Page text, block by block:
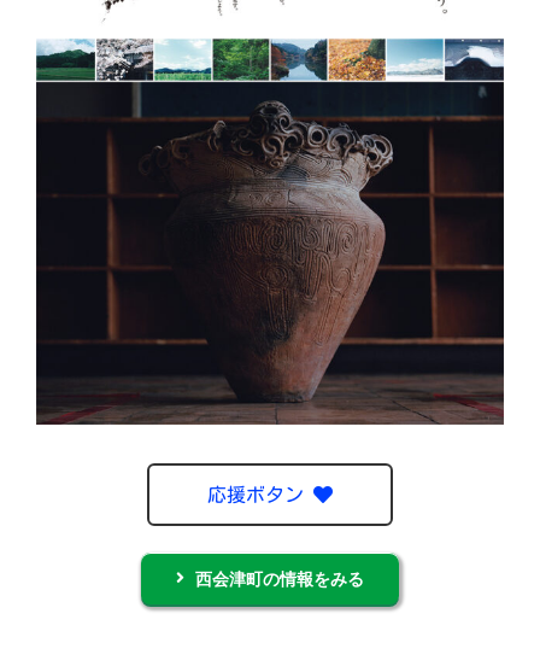
応援ボタン
西会津町の情報をみる